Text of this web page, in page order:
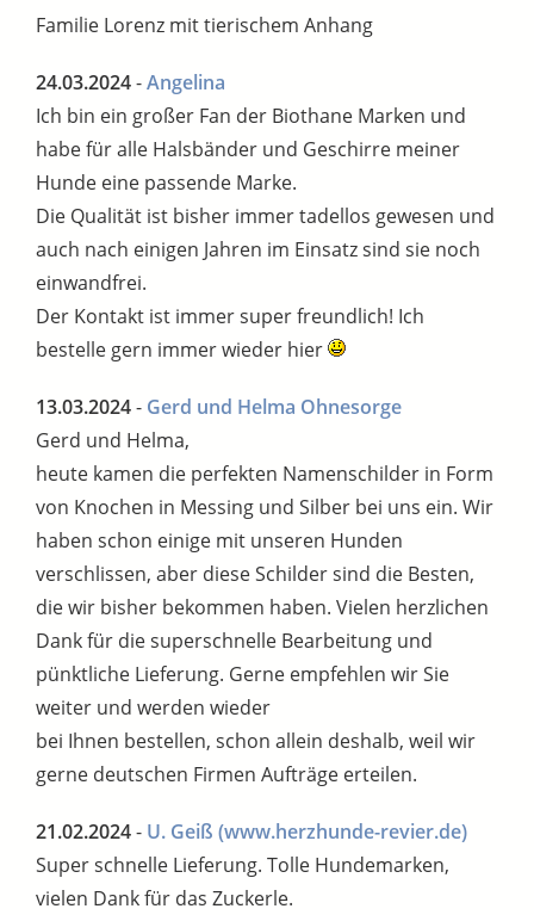
Familie Lorenz mit tierischem Anhang
24.03.2024-Angelina
Ich bin ein großer Fan der Biothane Marken und
habe für alle Halsbänder und Geschirre meiner
Hunde eine passende Marke.
Die Qualität ist bisher immer tadellos gewesen und
auch nach einigen Jahren im Einsatz sind sie noch
einwandfrei.
Der Kontakt ist immer super freundlich! Ich
bestelle gern immer wieder hier
13.03.2024- Gerd und Helma Ohnesorge
Gerd und Helma,
heute kamen die perfekten Namenschilder in Form
von Knochen in Messing und Silber bei uns ein. Wir
haben schon einige mit unseren Hunden
verschlissen, aber diese Schilder sind die Besten,
die wir bisher bekommen haben. Vielen herzlichen
Dank für die superschnelle Bearbeitung und
pünktliche Lieferung. Gerne empfehlen wir Sie
weiter und werden wieder
bei Ihnen bestellen, schon allein deshalb, weil wir
gerne deutschen Firmen Aufträge erteilen.
21.02.2024- U. Geiß (www.herzhunde-revier.de)
Super schnelle Lieferung. Tolle Hundemarken,
vielen Dank für das Zuckerle.